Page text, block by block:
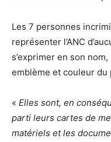
Les 7 personnes
représenter l’ANC
s’exprimer en son
emblème et couleur du
« Elles sont, en
parti leurs cartes de
matériels et les